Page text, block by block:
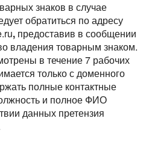
знаков в случае
обратиться по адресу
, предоставив в сообщении
владения товарным знаком.
в течение 7 рабочих
только с доменного
полные контактные
и полное ФИО
данных претензия